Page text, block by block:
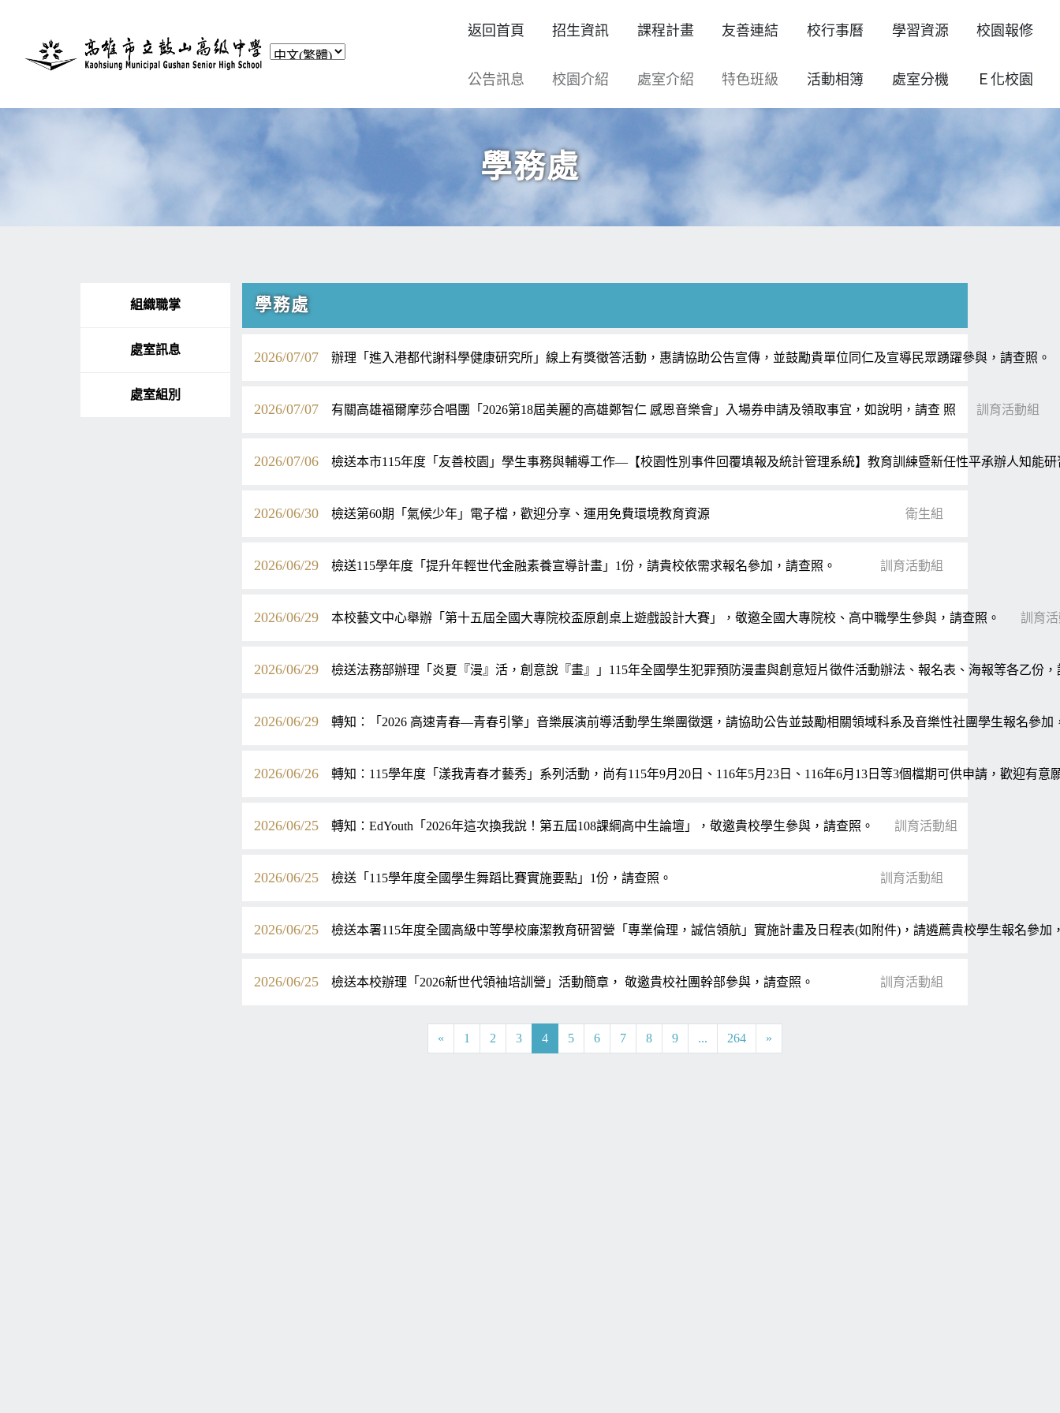
返回首頁 招生資訊 課程計畫 友善連結 校行事曆 學習資源 校園報修
公告訊息 校園介紹 處室介紹 特色班級 活動相簿 處室分機 Ｅ化校園
學務處
組織職掌
處室訊息
處室組別
學務處
2026/07/07 辦理「進入港都代謝科學健康研究所」線上有獎徵答活動，惠請協助公告宣傳，並鼓勵貴單位同仁及宣導民眾踴躍參與，請查照。
2026/07/07 有關高雄福爾摩莎合唱團「2026第18屆美麗的高雄鄭智仁 感恩音樂會」入場券申請及領取事宜，如說明，請查 照 訓育活動組
2026/07/06 檢送本市115年度「友善校園」學生事務與輔導工作—【校園性別事件回覆填報及統計管理系統】教育訓練暨新任性平承辦人知能
2026/06/30 檢送第60期「氣候少年」電子檔，歡迎分享、運用免費環境教育資源 衛生組
2026/06/29 檢送115學年度「提升年輕世代金融素養宣導計畫」1份，請貴校依需求報名參加，請查照。 訓育活動組
2026/06/29 本校藝文中心舉辦「第十五屆全國大專院校盃原創桌上遊戲設計大賽」，敬邀全國大專院校、高中職學生參與，請查照。 訓育
2026/06/29 檢送法務部辦理「炎夏『漫』活，創意說『畫』」115年全國學生犯罪預防漫畫與創意短片徵件活動辦法、報名表、海報等各乙份
2026/06/29 轉知：「2026 高速青春—青春引擎」音樂展演前導活動學生樂團徵選，請協助公告並鼓勵相關領域科系及音樂性社團學生報名參加
2026/06/26 轉知：115學年度「漾我青春才藝秀」系列活動，尚有115年9月20日、116年5月23日、116年6月13日等3個檔期可供申請，歡迎有
2026/06/25 轉知：EdYouth「2026年這次換我說！第五屆108課綱高中生論壇」，敬邀貴校學生參與，請查照。 訓育活動組
2026/06/25 檢送「115學年度全國學生舞蹈比賽實施要點」1份，請查照。 訓育活動組
2026/06/25 檢送本署115年度全國高級中等學校廉潔教育研習營「專業倫理，誠信領航」實施計畫及日程表(如附件)，請遴薦貴校學生報名參加
2026/06/25 檢送本校辦理「2026新世代領袖培訓營」活動簡章， 敬邀貴校社團幹部參與，請查照。 訓育活動組
« 1 2 3 4 5 6 7 8 9 ... 264 »